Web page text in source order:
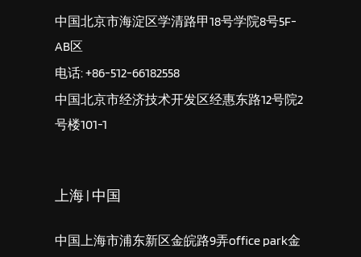
中国北京市海淀区学清路甲18号学院8号5F-
AB区
电话: +86-512-66182558
中国北京市经济技术开发区经惠东路12号院2
号楼101-1
上海 | 中国
中国上海市浦东新区金皖路9弄office park金